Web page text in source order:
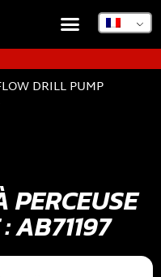
DRILL PUMP
PERCEUSE
AB71197